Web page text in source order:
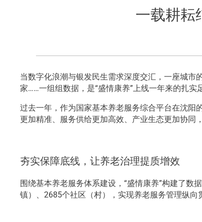
一载耕耘
当数字化浪潮与银发民生需求深度交汇，一座城
家……一组组数据，是“盛情康养”上线一年来的扎实
过去一年，作为国家基本养老服务综合平台在沈阳
更加精准、服务供给更加高效、产业生态更加协同
夯实保障底线，让养老治理提质增效
围绕基本养老服务体系建设，“盛情康养”构建了
镇）、2685个社区（村），实现养老服务管理纵向